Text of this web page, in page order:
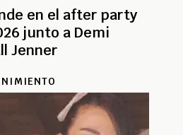
en el after party
junto a Demi
Jenner